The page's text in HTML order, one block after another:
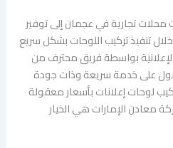
تجارية في عجمان إلى توفير
تنفيذ تركيب اللوحات بشكل سريع
بواسطة فريق محترف من
على خدمة سريعة وذات جودة
لوحات إعلانات بأسعار معقولة
معادن الإمارات هي الخيار